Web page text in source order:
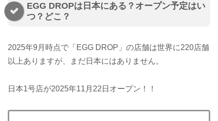
EGG DROPは日本にある？オープン予定はい
つ？どこ？
2025年9月時点で「EGG DROP」の店舗は世界に220店舗
以上ありますが、まだ日本にはありません。
日本1号店が2025年11月22日オープン！！